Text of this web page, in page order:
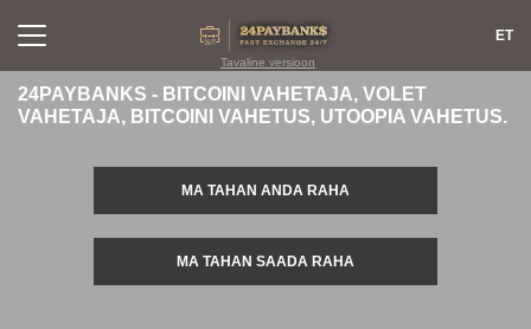
PARTNERITELE
TAGASISIDE
REEGLID
Tavaline versioon
ET
24PAYBANKS - BITCOINI VAHETAJA, VOLET
VAHETAJA, BITCOINI VAHETUS, UTOOPIA VAHETUS.
MA TAHAN ANDA RAHA
MA TAHAN SAADA RAHA